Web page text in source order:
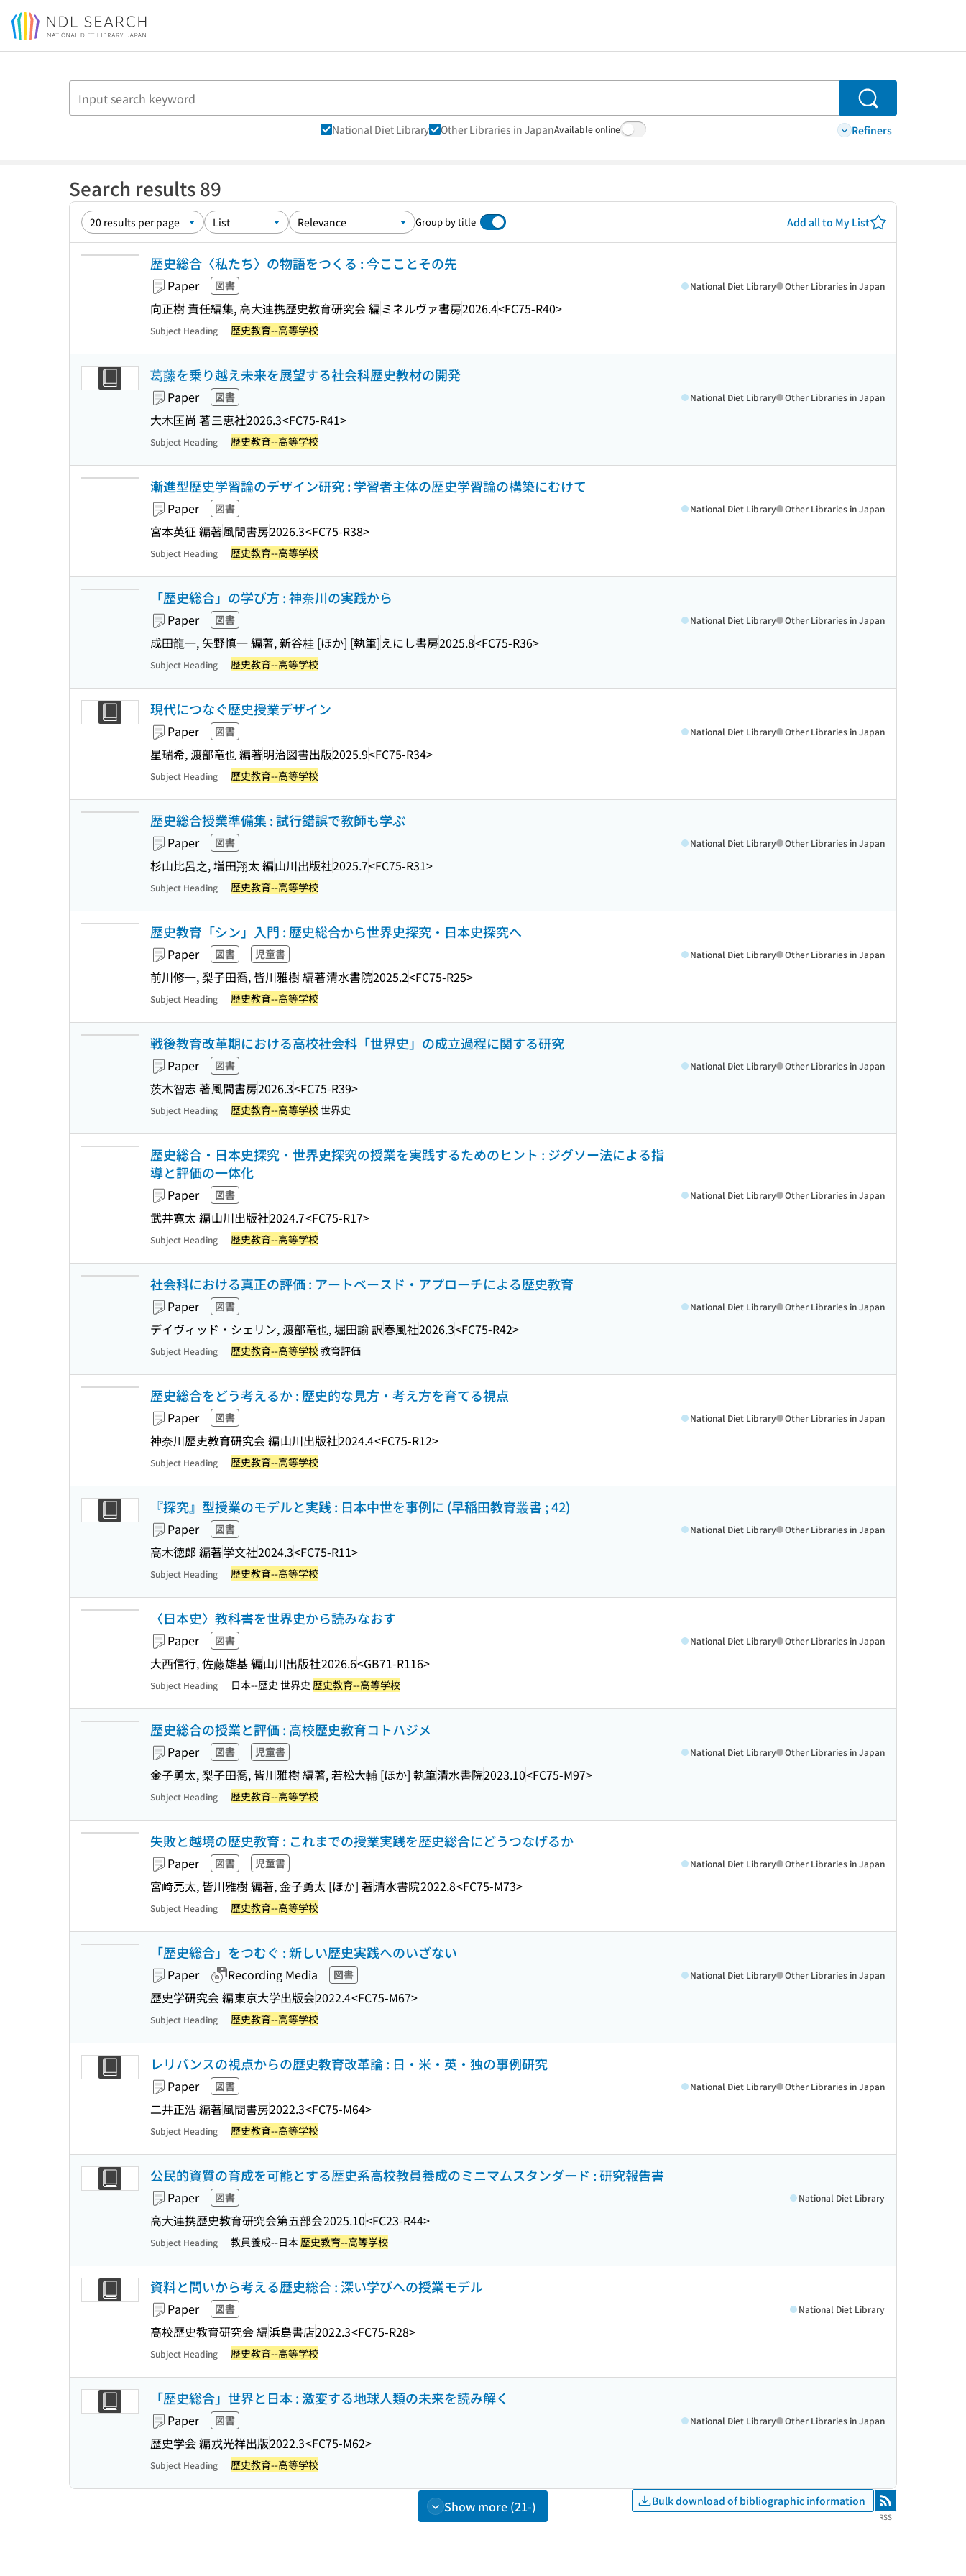
Jump to main content
Search
National Diet Library Other Libraries in JapanAvailable online Refiners
Search results 89
Group by title Add all to My List
歴史総合〈私たち〉の物語をつくる : 今こことその先
Paper 図書
向正樹 責任編集, 高大連携歴史教育研究会 編ミネルヴァ書房2026.4<FC75-R40>
National Diet Library Other Libraries in Japan
Subject Heading 歴史教育--高等学校
葛藤を乗り越え未来を展望する社会科歴史教材の開発
Paper 図書
大木匡尚 著三恵社2026.3<FC75-R41>
National Diet Library Other Libraries in Japan
Subject Heading 歴史教育--高等学校
漸進型歴史学習論のデザイン研究 : 学習者主体の歴史学習論の構築にむけて
Paper 図書
宮本英征 編著風間書房2026.3<FC75-R38>
National Diet Library Other Libraries in Japan
Subject Heading 歴史教育--高等学校
「歴史総合」の学び方 : 神奈川の実践から
Paper 図書
成田龍一, 矢野慎一 編著, 新谷桂 [ほか] [執筆] えにし書房2025.8<FC75-R36>
National Diet Library Other Libraries in Japan
Subject Heading 歴史教育--高等学校
現代につなぐ歴史授業デザイン
Paper 図書
星瑞希, 渡部竜也 編著明治図書出版2025.9<FC75-R34>
National Diet Library Other Libraries in Japan
Subject Heading 歴史教育--高等学校
歴史総合授業準備集 : 試行錯誤で教師も学ぶ
Paper 図書
杉山比呂之, 増田翔太 編山川出版社2025.7<FC75-R31>
National Diet Library Other Libraries in Japan
Subject Heading 歴史教育--高等学校
歴史教育「シン」入門 : 歴史総合から世界史探究・日本史探究へ
Paper 図書 児童書
前川修一, 梨子田喬, 皆川雅樹 編著清水書院2025.2<FC75-R25>
National Diet Library Other Libraries in Japan
Subject Heading 歴史教育--高等学校
戦後教育改革期における高校社会科「世界史」の成立過程に関する研究
Paper 図書
茨木智志 著風間書房2026.3<FC75-R39>
National Diet Library Other Libraries in Japan
Subject Heading 歴史教育--高等学校世界史
歴史総合・日本史探究・世界史探究の授業を実践するためのヒント : ジグソー法による指
導と評価の一体化
Paper 図書
武井寛太 編山川出版社2024.7<FC75-R17>
National Diet Library Other Libraries in Japan
Subject Heading 歴史教育--高等学校
社会科における真正の評価 : アートベースド・アプローチによる歴史教育
Paper 図書
デイヴィッド・シェリン, 渡部竜也, 堀田諭 訳春風社2026.3<FC75-R42>
National Diet Library Other Libraries in Japan
Subject Heading 歴史教育--高等学校教育評価
歴史総合をどう考えるか : 歴史的な見方・考え方を育てる視点
Paper 図書
神奈川歴史教育研究会 編山川出版社2024.4<FC75-R12>
National Diet Library Other Libraries in Japan
Subject Heading 歴史教育--高等学校
『探究』型授業のモデルと実践 : 日本中世を事例に (早稲田教育叢書 ; 42)
Paper 図書
高木徳郎 編著学文社2024.3<FC75-R11>
National Diet Library Other Libraries in Japan
Subject Heading 歴史教育--高等学校
〈日本史〉教科書を世界史から読みなおす
Paper 図書
大西信行, 佐藤雄基 編山川出版社2026.6<GB71-R116>
National Diet Library Other Libraries in Japan
Subject Heading 日本--歴史 世界史 歴史教育--高等学校
歴史総合の授業と評価 : 高校歴史教育コトハジメ
Paper 図書 児童書
金子勇太, 梨子田喬, 皆川雅樹 編著, 若松大輔 [ほか] 執筆清水書院2023.10<FC75-M97>
National Diet Library Other Libraries in Japan
Subject Heading 歴史教育--高等学校
失敗と越境の歴史教育 : これまでの授業実践を歴史総合にどうつなげるか
Paper 図書 児童書
宮﨑亮太, 皆川雅樹 編著, 金子勇太 [ほか] 著清水書院2022.8<FC75-M73>
National Diet Library Other Libraries in Japan
Subject Heading 歴史教育--高等学校
「歴史総合」をつむぐ : 新しい歴史実践へのいざない
Paper Recording Media 図書
歴史学研究会 編東京大学出版会2022.4<FC75-M67>
National Diet Library Other Libraries in Japan
Subject Heading 歴史教育--高等学校
レリバンスの視点からの歴史教育改革論 : 日・米・英・独の事例研究
Paper 図書
二井正浩 編著風間書房2022.3<FC75-M64>
National Diet Library Other Libraries in Japan
Subject Heading 歴史教育--高等学校
公民的資質の育成を可能とする歴史系高校教員養成のミニマムスタンダード : 研究報告書
Paper 図書
高大連携歴史教育研究会第五部会2025.10<FC23-R44>
National Diet Library
Subject Heading 教員養成--日本歴史教育--高等学校
資料と問いから考える歴史総合 : 深い学びへの授業モデル
Paper 図書
高校歴史教育研究会 編浜島書店2022.3<FC75-R28>
National Diet Library
Subject Heading 歴史教育--高等学校
「歴史総合」世界と日本 : 激変する地球人類の未来を読み解く
Paper 図書
歴史学会 編戎光祥出版2022.3<FC75-M62>
National Diet Library Other Libraries in Japan
Subject Heading 歴史教育--高等学校
Show more (21-) Bulk download of bibliographic information RSS
RSS